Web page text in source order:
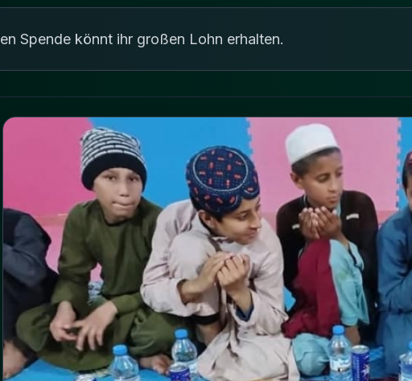
Spende könnt ihr großen Lohn erhalten.